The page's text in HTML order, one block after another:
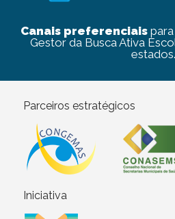
Canais preferenciaispara
Gestor da Busca Ativa
estados.
Parceiros estratégicos
Iniciativa